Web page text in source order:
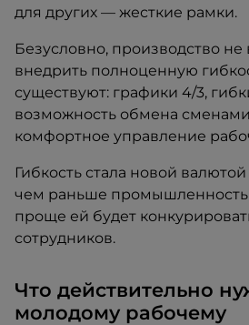
для других — жесткие рамки.
Безусловно, производство не
внедрить полноценную
существуют: графики 4/3,
возможность обмена
комфортное управление
Гибкость стала новой
чем раньше промышленность
проще ей будет
сотрудников.
Что действительно
молодому рабочему